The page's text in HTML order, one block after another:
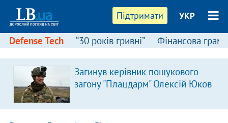
Підтримати УКР
Defense Tech “30 років гривні” Фінансова
Загинув керівник пошукового
загону "Плацдарм" Олексій Юков